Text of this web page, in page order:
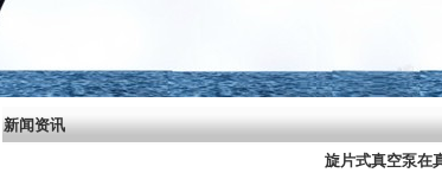
新闻资讯
旋片式真空泵在